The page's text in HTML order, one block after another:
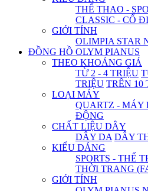
THỂ THAO -
CLASSIC - CỔ
GIỚI TÍNH
OLIMPIA STAR
ĐỒNG HỒ OLYM PIANUS
THEO KHOẢNG GIÁ
TỪ 2 - 4 TRIỆU
TRIỆU TRÊN 10
LOẠI MÁY
QUARTZ - MÁY
ĐỘNG
CHẤT LIỆU DÂY
DÂY DA DÂY
KIỂU DÁNG
SPORTS - THỂ
THỜI TRANG
GIỚI TÍNH